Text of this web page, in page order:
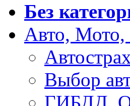
Без
Авто, Мото,
Выбор